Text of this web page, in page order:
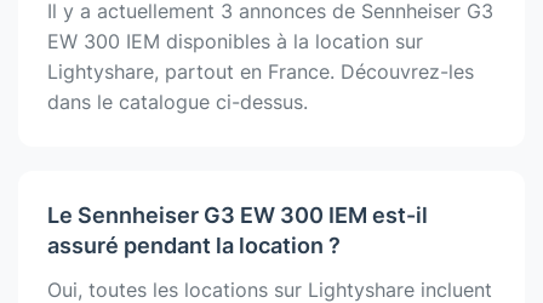
Il y a actuellement 3 annonces de Sennheiser G3
EW 300 IEM disponibles à la location sur
Lightyshare, partout en France. Découvrez-les
dans le catalogue ci-dessus.
Le Sennheiser G3 EW 300 IEM est-il
assuré pendant la location ?
Oui, toutes les locations sur Lightyshare incluent